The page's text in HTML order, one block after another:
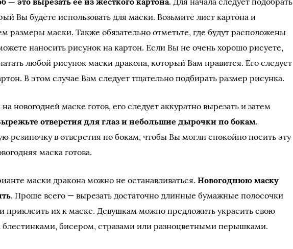
Вы будете использовать для маски. Возьмите лист картона и
размеры маски. Также обязательно отметьте, где будут расположены
наносить рисунок на картон. Если Вы не очень хорошо рисуете,
любой рисунок маски дракона, который Вам нравится. Его следует
В этом случае Вам следует тщательно подбирать размер рисунка.
новогодней маске готов, его следует аккуратно вырезать и затем
отверстия для глаз и небольшие дырочки по бокам.
резиночку в отверстия по бокам, чтобы Вы могли спокойно носить эту
маска готова.
маски дракона можно не останавливаться.Новогоднюю маску
. Проще всего — вырезать достаточно длинные бумажные полосочки
и приклеить их к маске. Девушкам можно предложить украсить свою
блестинками, бисером, стразами или разноцветными перышками.